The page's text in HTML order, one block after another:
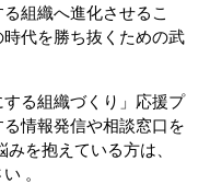
組織へ進化させるこ
代を勝ち抜くための武
る組織づくり」応援プ
情報発信や相談窓口を
を抱えている方は、
。